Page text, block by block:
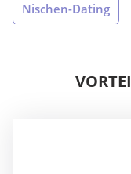
Nischen-Dating